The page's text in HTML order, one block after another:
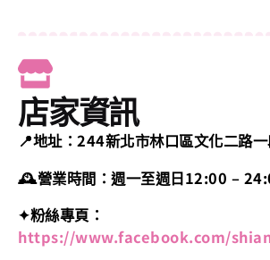
店家資訊
📍地址：244新北市林口區文化二路
🕰營業時間：週一至週日12:00 –
✦粉絲專頁：
https://www.facebook.com/